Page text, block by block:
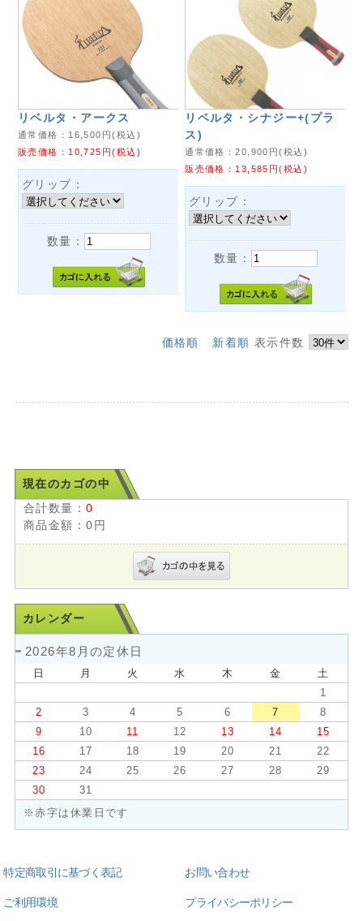
リベルタ・アークス
通常価格： 16,500 円(税込)
販売価格： 10,725 円(税込)
グリップ：
数量：
リベルタ・シナジー+(プラ
ス)
通常価格：20,900 円(税込)
販売価格： 13,585 円(税込)
グリップ：
数量：
価格順 新着順 表示件数
現在のカゴの中
合計数量：0
商品金額：0円
カレンダー
2026年8月の定休日
日 月 火 水 木 金
土
1
2
3 4 5 6 7
8
9
10 11 12 13 14
15
16
17 18 19 20 21
22
23
24 25 26 27 28
29
30
31
※赤字は休業日です
特定商取引に基づく表記 お問い合わせ
ご利用環境 プライバシーポリシー